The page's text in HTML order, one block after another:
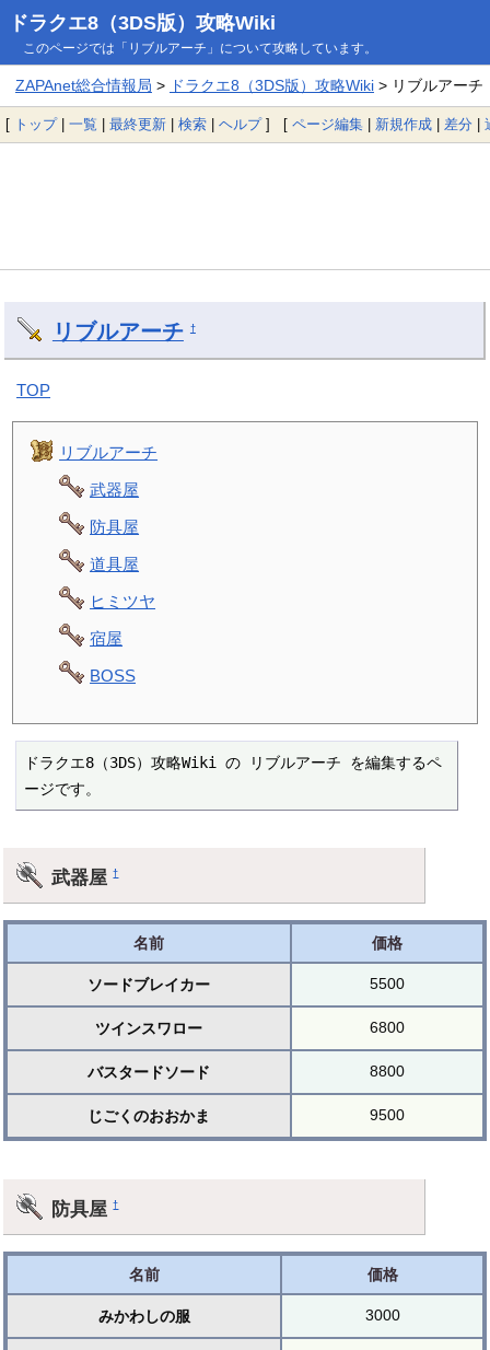
ドラクエ8（3DS版）攻略Wiki
このページでは「リブルアーチ」について攻略しています。
ZAPAnet総合情報局 > ドラクエ8（3DS版）攻略Wiki> リブルアーチ
[ トップ| 一覧 | 最終更新 | 検索 | ヘルプ] [ ページ編集 | 新規作成 | 差分 |
リブルアーチ †
TOP
リブルアーチ
武器屋
防具屋
道具屋
ヒミツヤ
宿屋
BOSS
ドラクエ8（3DS）攻略Wiki の リブルアーチ を編集するペ
ージです。
武器屋†
名前 価格
ソードブレイカー 5500
ツインスワロー 6800
バスタードソード 8800
じごくのおおかま 9500
防具屋†
名前 価格
みかわしの服 3000